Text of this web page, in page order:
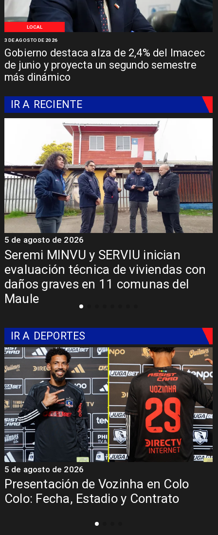
LOCAL
Gobierno destaca alza de 2,4% del Imacec
de junio y proyecta un segundo semestre
más dinámico
3 DE AGOSTO DE 2026
IR A RECIENTE
Seremi MINVU y SERVIU inician
evaluación técnica de viviendas con
daños graves en 11 comunas del
Maule
5 de agosto de 2026
IR A DEPORTES
Presentación de Vozinha en Colo
Colo: Fecha, Estadio y Contrato
5 de agosto de 2026